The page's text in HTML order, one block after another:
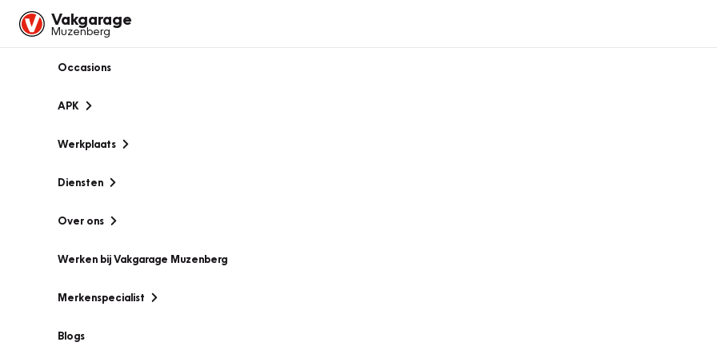
Vakgarage
Muzenberg
Occasions
APK
Werkplaats
Diensten
Over ons
Werken bij Vakgarage Muzenberg
Merkenspecialist
Blogs